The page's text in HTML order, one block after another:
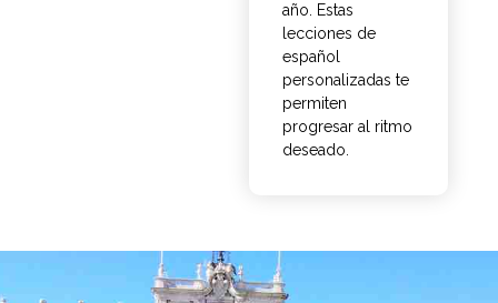
año. Estas
lecciones de
español
personalizadas te
permiten
progresar al ritmo
deseado.